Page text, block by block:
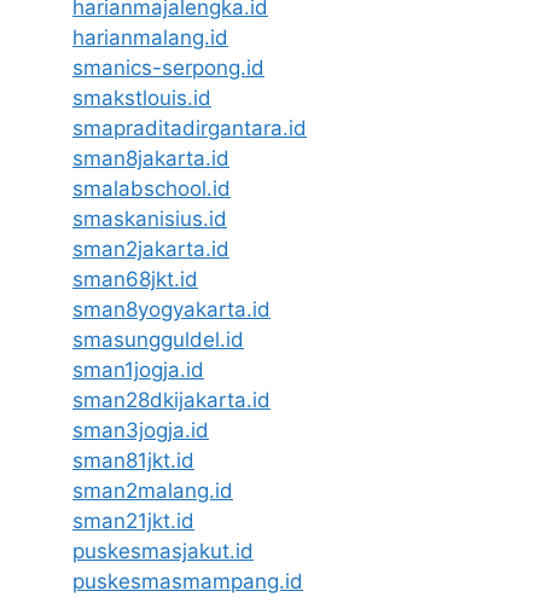
harianmajalengka.id
harianmalang.id
smanics-serpong.id
smakstlouis.id
smapraditadirgantara.id
sman8jakarta.id
smalabschool.id
smaskanisius.id
sman2jakarta.id
sman68jkt.id
sman8yogyakarta.id
smasungguldel.id
sman1jogja.id
sman28dkijakarta.id
sman3jogja.id
sman81jkt.id
sman2malang.id
sman21jkt.id
puskesmasjakut.id
puskesmasmampang.id